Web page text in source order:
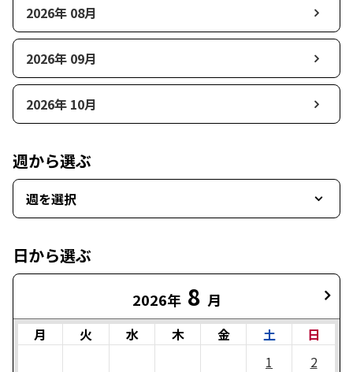
2026年 08月
2026年 09月
2026年 10月
週から選ぶ
週を選択
日から選ぶ
2026年 8 月
月 火 水 木 金 土
日
1
2